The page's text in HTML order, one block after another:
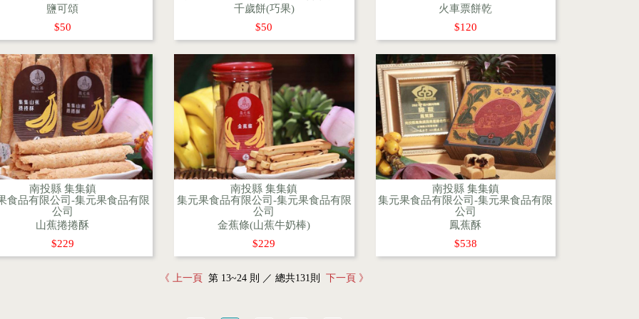
鹽可頌
$50
千歲餅(巧果)
$50
火車票餅乾
$120
南投縣 集集鎮
食品有限公司-集元果食品有限
公司
山蕉捲捲酥
$229
南投縣 集集鎮
集元果食品有限公司-集元果食品有限
公司
金蕉條(山蕉牛奶棒)
$229
南投縣 集集鎮
集元果食品有限公司-集元果食品有限
公司
鳳蕉酥
$538
《 上一頁 第 13~24 則 ／ 總共131則 下一頁 》